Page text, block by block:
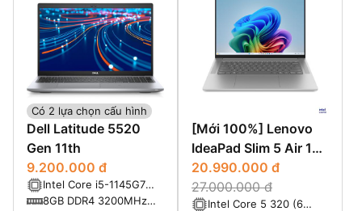
Có 2 lựa chọn cấu hình
Dell Latitude 5520
Gen 11th
9.200.000 đ
Intel Core i5-1145G7
(2.60GHz up to
8GB DDR4 3200MHz
[Mới 100%] Lenovo
IdeaPad Slim 5 Air 15
2026 (Xiaoxin Air 15)
20.990.000 đ
27.000.000 đ
Intel Core 5 320 (6